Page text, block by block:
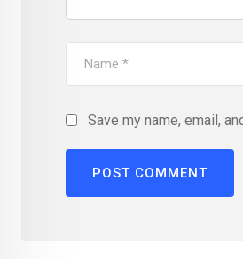
Save my name, email,